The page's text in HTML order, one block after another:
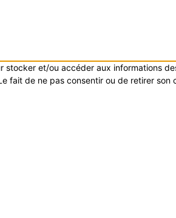
et/ou accéder aux informations
fait de ne pas consentir ou de retirer